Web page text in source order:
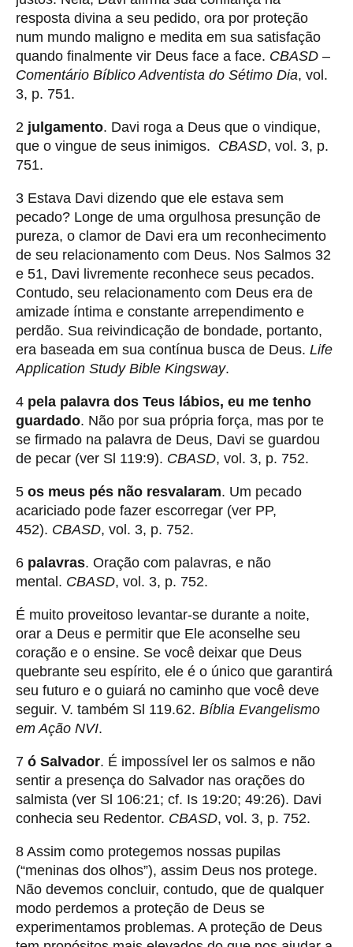
resposta divina a seu pedido, ora por proteção
num mundo maligno e medita em sua satisfação
quando finalmente vir Deus face a face. CBASD –
Comentário Bíblico Adventista do Sétimo Dia, vol.
3, p. 751.
2 julgamento. Davi roga a Deus que o vindique,
que o vingue de seus inimigos. CBASD, vol. 3, p.
751.
3 Estava Davi dizendo que ele estava sem
pecado? Longe de uma orgulhosa presunção de
pureza, o clamor de Davi era um reconhecimento
de seu relacionamento com Deus. Nos Salmos 32
e 51, Davi livremente reconhece seus pecados.
Contudo, seu relacionamento com Deus era de
amizade íntima e constante arrependimento e
perdão. Sua reivindicação de bondade, portanto,
era baseada em sua contínua busca de Deus. Life
Application Study Bible Kingsway.
4 pela palavra dos Teus lábios, eu me tenho
guardado. Não por sua própria força, mas por te
se firmado na palavra de Deus, Davi se guardou
de pecar (ver Sl 119:9). CBASD, vol. 3, p. 752.
5 os meus pés não resvalaram. Um pecado
acariciado pode fazer escorregar (ver PP,
452). CBASD, vol. 3, p. 752.
6 palavras. Oração com palavras, e não
mental. CBASD, vol. 3, p. 752.
É muito proveitoso levantar-se durante a noite,
orar a Deus e permitir que Ele aconselhe seu
coração e o ensine. Se você deixar que Deus
quebrante seu espírito, ele é o único que garantirá
seu futuro e o guiará no caminho que você deve
seguir. V. também Sl 119.62. Bíblia Evangelismo
em Ação NVI.
7 ó Salvador. É impossível ler os salmos e não
sentir a presença do Salvador nas orações do
salmista (ver Sl 106:21; cf. Is 19:20; 49:26). Davi
conhecia seu Redentor. CBASD, vol. 3, p. 752.
8 Assim como protegemos nossas pupilas
(“meninas dos olhos”), assim Deus nos protege.
Não devemos concluir, contudo, que de qualquer
modo perdemos a proteção de Deus se
experimentamos problemas. A proteção de Deus